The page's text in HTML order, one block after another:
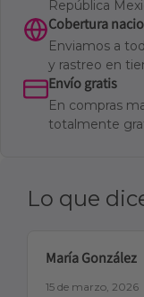
República
Cobertura
Enviamos a
y rastreo en
Envío gratis
En compras
totalmente
Lo que
María González
15 de marzo, 2026